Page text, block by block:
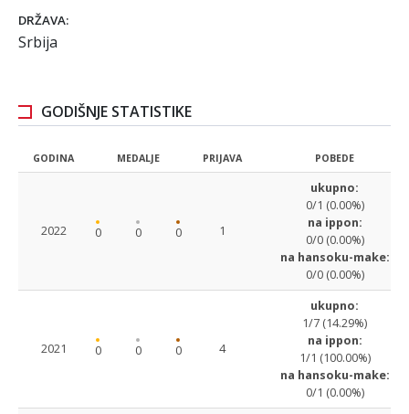
DRŽAVA:
Srbija
GODIŠNJE STATISTIKE
GODINA MEDALJE PRIJAVA POBEDE
2022 0 0 0 1
ukupno:
0/1 (0.00%)
na ippon:
0/0 (0.00%)
na hansoku-make:
0/0 (0.00%)
2021 0 0 0 4
ukupno:
1/7 (14.29%)
na ippon:
1/1 (100.00%)
na hansoku-make:
0/1 (0.00%)